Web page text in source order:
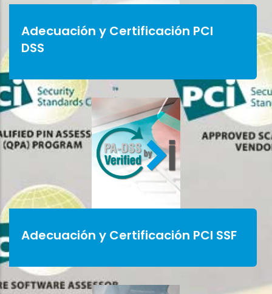
Adecuación y Certificación PCI
DSS
Adecuación y Certificación PCI SSF